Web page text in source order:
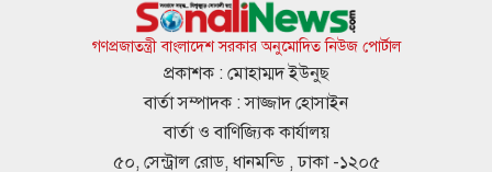
হাসিনার নির্দেশে সালাহউদ্দিন আহমদকে গুম
করা হয়: তদন্ত সংস্থা
আবারও ৪ দিনের লম্বা ছুটির সুযোগ
গণপ্রজাতন্ত্রী বাংলাদেশ সরকার অনুমোদিত নিউজ পোর্টাল
প্রকাশক : মোহাম্মদ ইউনুছ
বার্তা সম্পাদক : সাজ্জাদ হোসাইন
বার্তা ও বাণিজ্যিক কার্যালয়
৫০, সেন্ট্রাল রোড, ধানমন্ডি , ঢাকা -১২০৫